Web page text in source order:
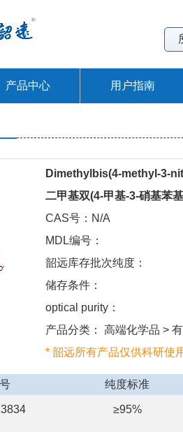
产品中心 用户指南
Dimethylbis(4-methyl-3-
二甲基双(4-甲基-3-硝基苯
CAS号：N/A
MDL编号：
韶远库存批次纯度：
储存条件：
optical purity：
产品分类： 高端化学品 >
* 韶远所有产品仅供科研使
纯度标准
≥95%